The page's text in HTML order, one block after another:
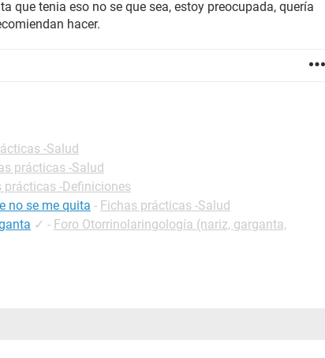
que tenia eso no se que sea, estoy preocupada, quería
hacer.
-Salud
prácticas -Salud
prácticas -Definiciones
no se me quita - Fichas prácticas -Salud
✓ - Foro Otorrinolaringología (nariz, garganta,